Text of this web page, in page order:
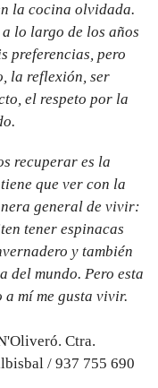
la cocina olvidada.
lo largo de los años
preferencias, pero
la reflexión, ser
el respeto por la
recuperar es la
que ver con la
general de vivir:
tener espinacas
y también
del mundo. Pero esta
a mí me gusta vivir.
Ctra.
/ 937 755 690